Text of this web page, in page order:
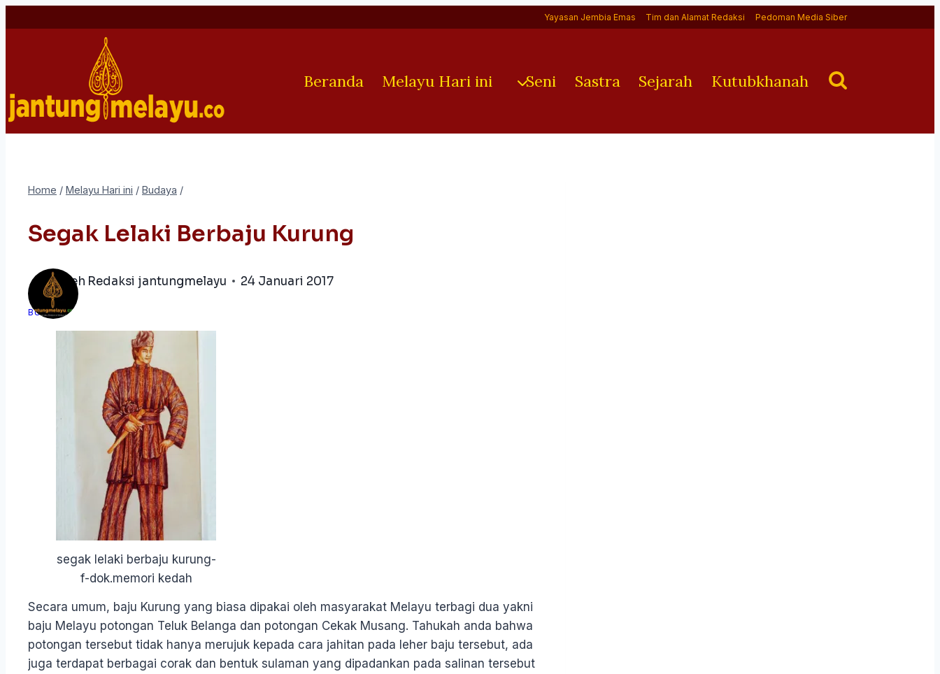
to
Yayasan Jembia Emas Tim dan Alamat Redaksi Pedoman Media Siber
Beranda Melayu Hari ini Seni Sastra Sejarah Kutubkhanah
Home / Melayu Hari ini / Budaya /
Segak Lelaki Berbaju Kurung
oleh Redaksi jantungmelayu 24 Januari 2017
BUDAYA
segak lelaki berbaju kurung-
f-dok.memori kedah
Secara umum, baju Kurung yang biasa dipakai oleh masyarakat Melayu terbagi dua yakni
baju Melayu potongan Teluk Belanga dan potongan Cekak Musang. Tahukah anda bahwa
potongan tersebut tidak hanya merujuk kepada cara jahitan pada leher baju tersebut, ada
juga terdapat berbagai corak dan bentuk sulaman yang dipadankan pada salinan tersebut